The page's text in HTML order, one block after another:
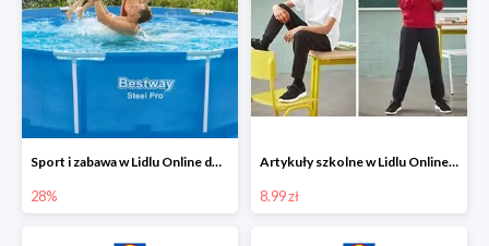
Sport i zabawa w Lidlu Online do -28%
28%
Artykuły szkolne w Lidlu Online od 8,99 zł
8.99 zł